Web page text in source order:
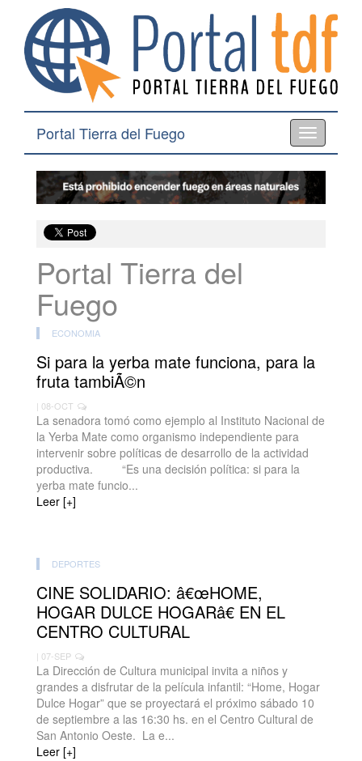
Toggle
navigation
Portal Tierra del Fuego
Portal Tierra del
Fuego
ECONOMIA
Si para la yerba mate funciona, para la
fruta tambiÃ©n
| 08-OCT
La senadora tomó como ejemplo al Instituto Nacional de
la Yerba Mate como organismo independiente para
intervenir sobre políticas de desarrollo de la actividad
productiva. “Es una decisión política: si para la
yerba mate funcio...
Leer [+]
DEPORTES
CINE SOLIDARIO: â€œHOME,
HOGAR DULCE HOGARâ€ EN EL
CENTRO CULTURAL
| 07-SEP
La Dirección de Cultura municipal invita a niños y
grandes a disfrutar de la película infantil: “Home, Hogar
Dulce Hogar” que se proyectará el próximo sábado 10
de septiembre a las 16:30 hs. en el Centro Cultural de
San Antonio Oeste. La e...
Leer [+]